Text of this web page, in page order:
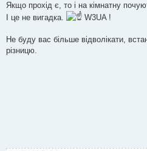
н
я
Якщо прохід є, то і на кімнатну
І це не вигадка.
W3UA !
Не буду вас більше відволікати,
різницю.